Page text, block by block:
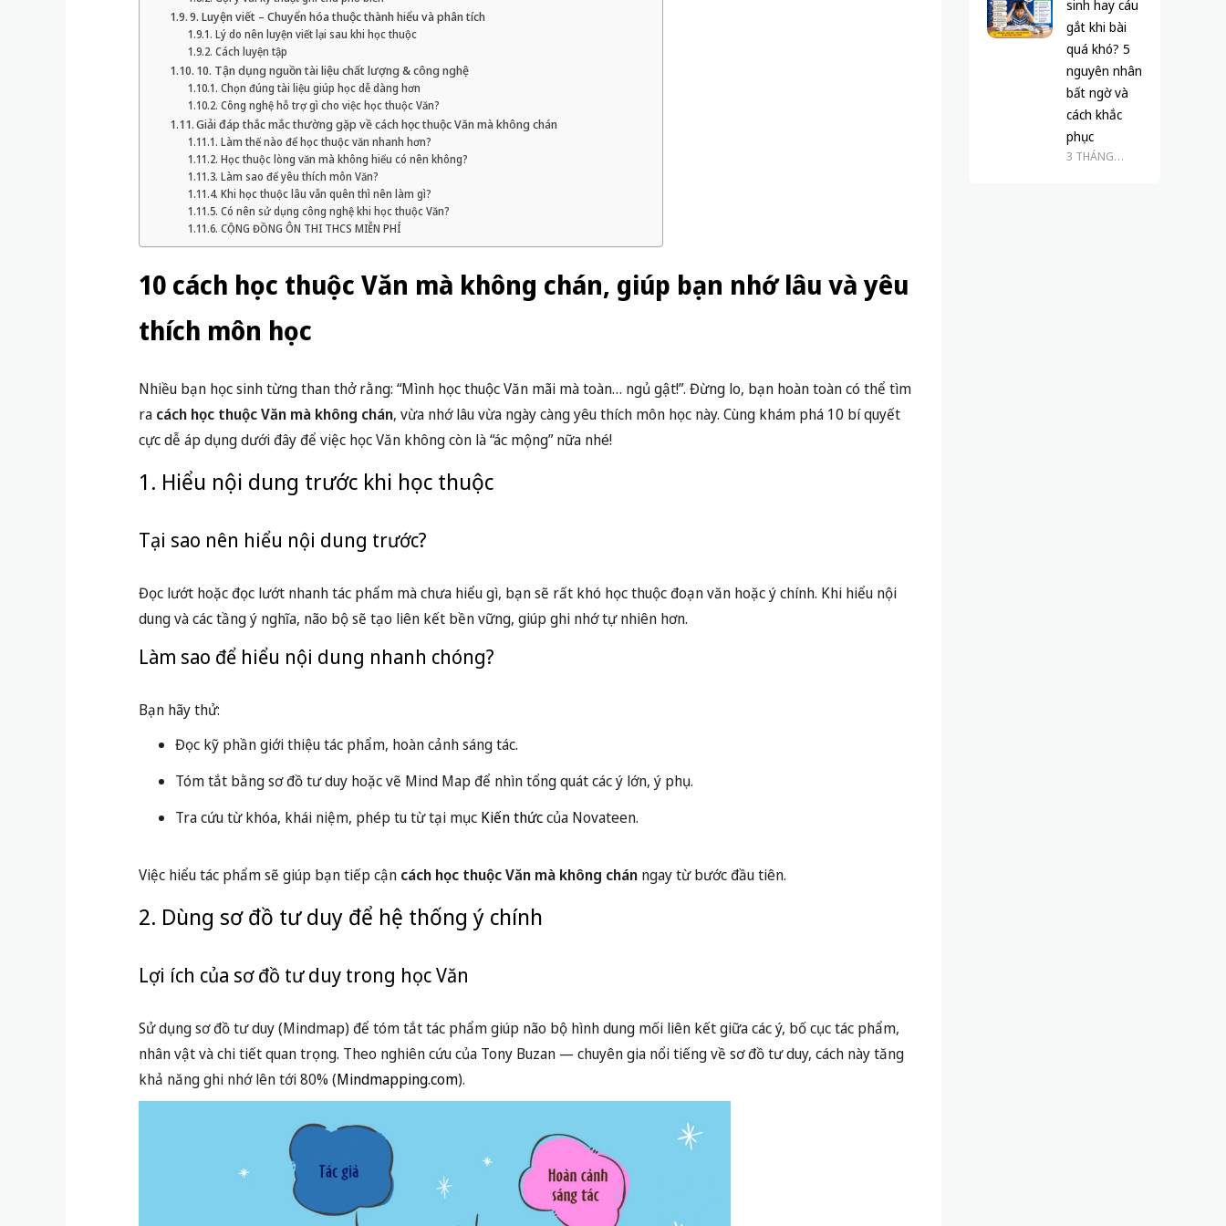
9. Luyện viết – Chuyển hóa thuộc thành hiểu và phân tích
Lý do nên luyện viết lại sau khi học thuộc
Cách luyện tập
10. Tận dụng nguồn tài liệu chất lượng & công nghệ
Chọn đúng tài liệu giúp học dễ dàng hơn
Công nghệ hỗ trợ gì cho việc học thuộc Văn?
Giải đáp thắc mắc thường gặp về cách học thuộc Văn mà không chán
Làm thế nào để học thuộc văn nhanh hơn?
Học thuộc lòng văn mà không hiểu có nên không?
Làm sao để yêu thích môn Văn?
Khi học thuộc lâu vẫn quên thì nên làm gì?
Có nên sử dụng công nghệ khi học thuộc Văn?
CỘNG ĐỒNG ÔN THI THCS MIỄN PHÍ
10 cách học thuộc Văn mà không chán, giúp bạn nhớ lâu và yêu
thích môn học
Nhiều bạn học sinh từng than thở rằng: “Mình học thuộc Văn mãi mà toàn… ngủ gật!”. Đừng lo, bạn hoàn toàn có thể tìm
ra cách học thuộc Văn mà không chán, vừa nhớ lâu vừa ngày càng yêu thích môn học này. Cùng khám phá 10 bí quyết
cực dễ áp dụng dưới đây để việc học Văn không còn là “ác mộng” nữa nhé!
1. Hiểu nội dung trước khi học thuộc
Tại sao nên hiểu nội dung trước?
Đọc lướt hoặc đọc lướt nhanh tác phẩm mà chưa hiểu gì, bạn sẽ rất khó học thuộc đoạn văn hoặc ý chính. Khi hiểu nội
dung và các tầng ý nghĩa, não bộ sẽ tạo liên kết bền vững, giúp ghi nhớ tự nhiên hơn.
Làm sao để hiểu nội dung nhanh chóng?
Bạn hãy thử:
Đọc kỹ phần giới thiệu tác phẩm, hoàn cảnh sáng tác.
Tóm tắt bằng sơ đồ tư duy hoặc vẽ Mind Map để nhìn tổng quát các ý lớn, ý phụ.
Tra cứu từ khóa, khái niệm, phép tu từ tại mục Kiến thứccủa Novateen.
Việc hiểu tác phẩm sẽ giúp bạn tiếp cận cách học thuộc Văn mà không chán ngay từ bước đầu tiên.
2. Dùng sơ đồ tư duy để hệ thống ý chính
Lợi ích của sơ đồ tư duy trong học Văn
Sử dụng sơ đồ tư duy (Mindmap) để tóm tắt tác phẩm giúp não bộ hình dung mối liên kết giữa các ý, bố cục tác phẩm,
nhân vật và chi tiết quan trọng. Theo nghiên cứu của Tony Buzan — chuyên gia nổi tiếng về sơ đồ tư duy, cách này tăng
khả năng ghi nhớ lên tới 80% (Mindmapping.com).
sinh hay cáu
gắt khi bài
quá khó? 5
nguyên nhân
bất ngờ và
cách khắc
phục
3 THÁNG